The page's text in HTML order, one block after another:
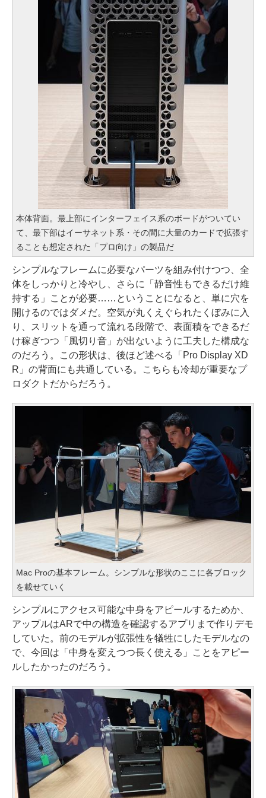
本体背面。最上部にインターフェイス系のボードがついてい
て、最下部はイーサネット系・その間に大量のカードで拡張す
ることも想定された「プロ向け」の製品だ
シンプルなフレームに必要なパーツを組み付けつつ、全
体をしっかりと冷やし、さらに「静音性もできるだけ維
持する」ことが必要……ということになると、単に穴を
開けるのではダメだ。空気が丸くえぐられたくぼみに入
り、スリットを通って流れる段階で、表面積をできるだ
け稼ぎつつ「風切り音」が出ないように工夫した構成な
のだろう。この形状は、後ほど述べる「Pro Display XD
R」の背面にも共通している。こちらも冷却が重要なプ
ロダクトだからだろう。
Mac Proの基本フレーム。シンプルな形状のここに各ブロック
を載せていく
シンプルにアクセス可能な中身をアピールするためか、
アップルはARで中の構造を確認するアプリまで作りデモ
していた。前のモデルが拡張性を犠牲にしたモデルなの
で、今回は「中身を変えつつ長く使える」ことをアピー
ルしたかったのだろう。